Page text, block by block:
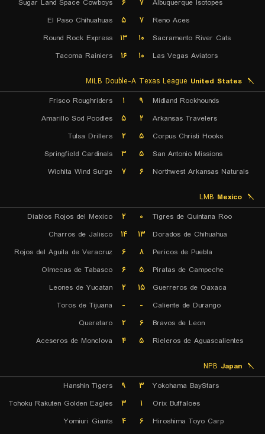
Albuquerque Isotopes
۷ ۶
Sugar Land Space Cowboys
Reno Aces
۷ ۵
El Paso Chihuahuas
Sacramento River Cats
۱۰ ۱۳
Round Rock Express
Las Vegas Aviators
۱۰ ۱۶ Tacoma Rainiers
United States
Midland Rockhounds
۹ ۱
Frisco Roughriders
Arkansas Travelers
۲ ۵
Amarillo Sod Poodles
Corpus Christi Hooks
۵ ۲
Tulsa Drillers
San Antonio Missions
۵ ۳
Springfield Cardinals
Northwest Arkansas Naturals
۶ ۷ Wichita Wind Surge
Mexico
Tigres de Quintana Roo
۰ ۲
Diablos Rojos del Mexico
Dorados de Chihuahua
۱۳ ۱۴
Charros de Jalisco
Pericos de Puebla
۸ ۶
Rojos del Aguila de Veracruz
Piratas de Campeche
۵ ۶
Olmecas de Tabasco
Guerreros de Oaxaca
۱۵ ۲
Leones de Yucatan
Caliente de Durango
-
-
Toros de Tijuana
Bravos de Leon
۶ ۲
Queretaro
Rieleros de Aguascalientes
۵ ۴ Aceseros de Monclova
Japan
Yokohama BayStars
۳ ۹
Hanshin Tigers
Orix Buffaloes
۱ ۳
Tohoku Rakuten Golden Eagles
Hiroshima Toyo Carp
۶ ۴
Yomiuri Giants